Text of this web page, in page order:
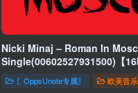
Nicki Minaj – Roman In
Single(00602527931500)【
44.1kHz】土耳其区
〖OppsUnote专属〗 欧美音乐